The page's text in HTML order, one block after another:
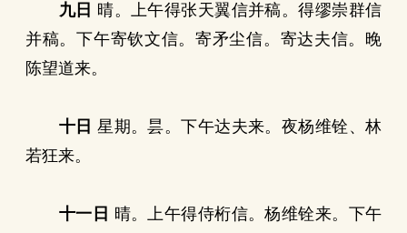
九日 晴。上午得张天翼信并稿。得缪崇群信
并稿。下午寄钦文信。寄矛尘信。寄达夫信。晚
陈望道来。
十日 星期。昙。下午达夫来。夜杨维铨、林
若狂来。
十一日 晴。上午得侍桁信。杨维铨来。下午